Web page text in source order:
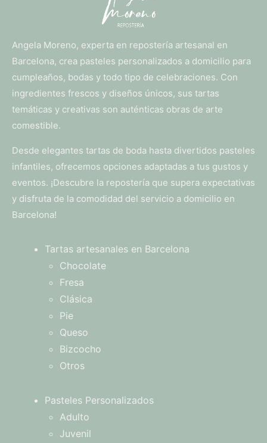
Angela Moreno, experta en repostería artesanal en
Barcelona, crea pasteles personalizados a domicilio para
cumpleaños, bodas y todo tipo de celebraciones. Con
ingredientes frescos y diseños únicos, sus tartas
temáticas y creativas son auténticas obras de arte
comestible.
Desde elegantes tartas de boda hasta divertidos pasteles
infantiles, ofrecemos opciones adaptadas a tus gustos y
eventos. ¡Descubre la repostería que supera expectativas
y disfruta de la comodidad del servicio a domicilio en
Barcelona!
Tartas artesanales en Barcelona
Chocolate
Fresa
Clásica
Pie
Queso
Bizcocho
Otros
Pasteles Personalizados
Adulto
Juvenil